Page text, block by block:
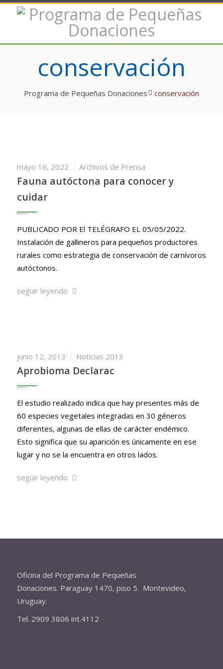
conservación
Programa de Pequeñas Donaciones conservación
mayo 16, 2022 Archivos de Prensa
Fauna autóctona para conocer y
cuidar
PUBLICADO POR El TELÉGRAFO EL 05/05/2022.
Instalación de gallineros para pequeños productores
rurales como estrategia de conservación de carnívoros
autóctonos.
seguir leyendo
junio 12, 2013 Noticias 2013
Aprobioma Declarac
El estudio realizado indica que hay presentes más de
60 especies vegetales integradas en 30 géneros
diferentes, algunas de ellas de carácter endémico.
Esto significa que su aparición es únicamente en ese
lugar y no se la encuentra en otros lados.
seguir leyendo
Oficina del Programa de Pequeñas
Donaciones. Paraguay 1470, piso 5. Montevideo,
Uruguay.
Tel. 2909 3806 int.4112